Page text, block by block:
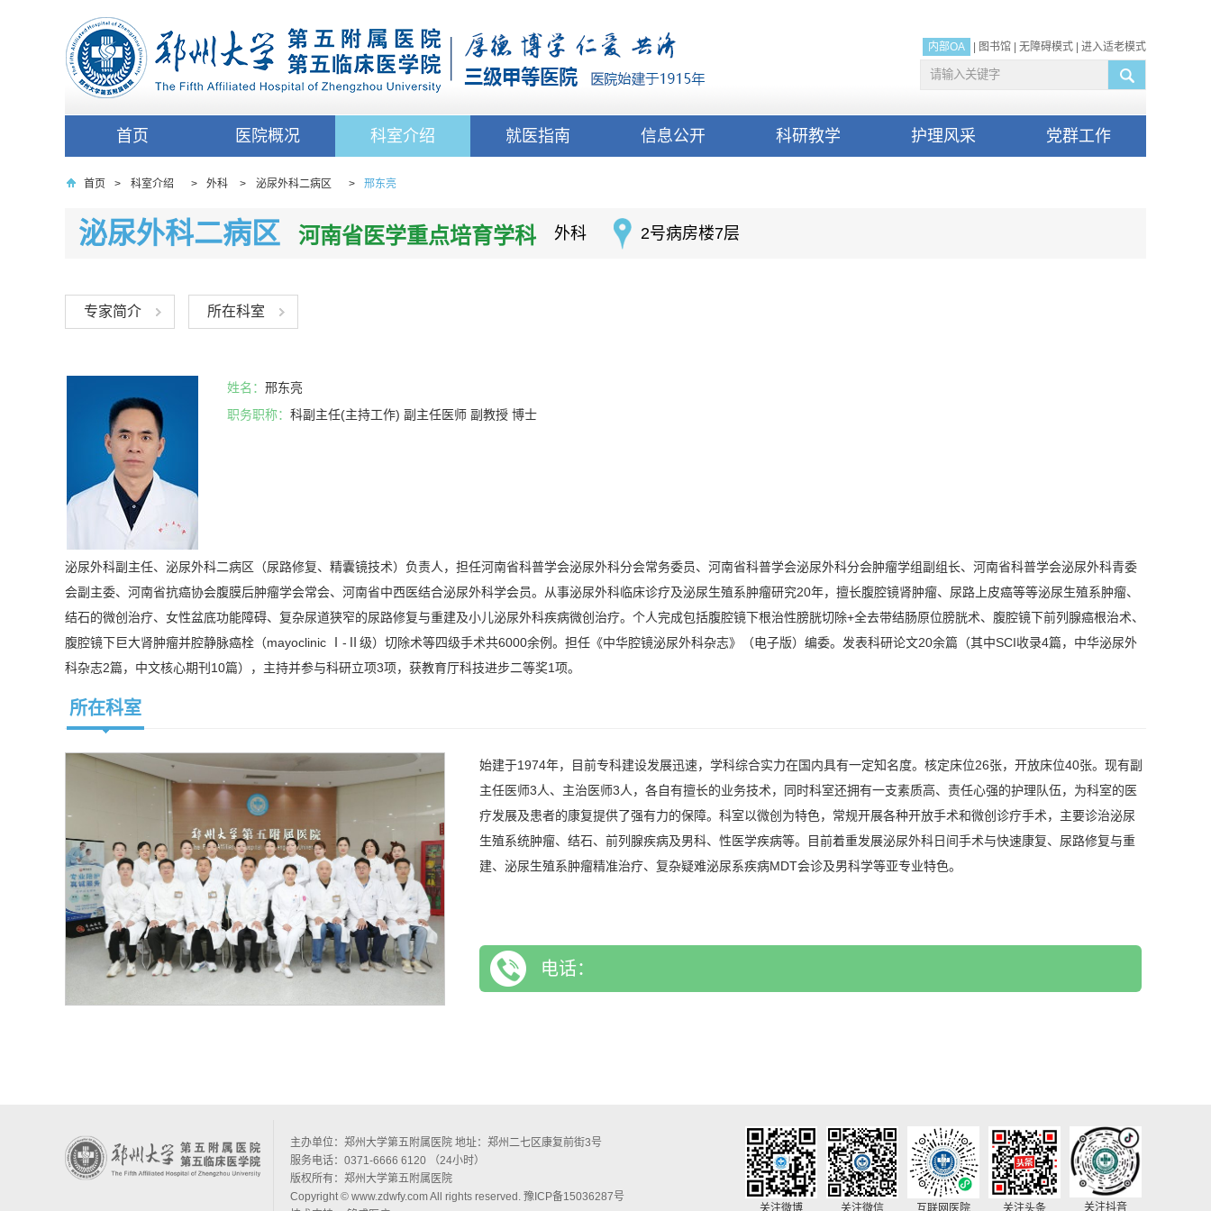
内部OA 图书馆 无障碍模式 进入适老模式
首页 医院概况 科室介绍 就医指南 信息公开 科研教学 护理风采 党群工作
首页 > 科室介绍 > 外科 > 泌尿外科二病区 > 邢东亮
泌尿外科二病区 河南省医学重点培育学科 外科 2号病房楼7层
专家简介 所在科室
姓名： 邢东亮
职务职称： 科副主任(主持工作) 副主任医师 副教授 博士
泌尿外科副主任、泌尿外科二病区（尿路修复、精囊镜技术）负责人，担任河南省科普学会泌尿外科分会常务委员、河南省科普学会泌尿外科分会肿瘤学组副组长、河南省科普学会泌尿外科青委
会副主委、河南省抗癌协会腹膜后肿瘤学会常会、河南省中西医结合泌尿外科学会员。从事泌尿外科临床诊疗及泌尿生殖系肿瘤研究20年，擅长腹腔镜肾肿瘤、尿路上皮癌等等泌尿生殖系肿瘤、
结石的微创治疗、女性盆底功能障碍、复杂尿道狭窄的尿路修复与重建及小儿泌尿外科疾病微创治疗。个人完成包括腹腔镜下根治性膀胱切除+全去带结肠原位膀胱术、腹腔镜下前列腺癌根治术、
腹腔镜下巨大肾肿瘤并腔静脉癌栓（mayoclinic Ⅰ-Ⅱ级）切除术等四级手术共6000余例。担任《中华腔镜泌尿外科杂志》（电子版）编委。发表科研论文20余篇（其中SCI收录4篇，中华泌尿外
科杂志2篇，中文核心期刊10篇），主持并参与科研立项3项，获教育厅科技进步二等奖1项。
所在科室
始建于1974年，目前专科建设发展迅速，学科综合实力在国内具有一定知名度。核定床位26张，开放床位40张。现有副
主任医师3人、主治医师3人，各自有擅长的业务技术，同时科室还拥有一支素质高、责任心强的护理队伍，为科室的医
疗发展及患者的康复提供了强有力的保障。科室以微创为特色，常规开展各种开放手术和微创诊疗手术，主要诊治泌尿
生殖系统肿瘤、结石、前列腺疾病及男科、性医学疾病等。目前着重发展泌尿外科日间手术与快速康复、尿路修复与重
建、泌尿生殖系肿瘤精准治疗、复杂疑难泌尿系疾病MDT会诊及男科学等亚专业特色。
电话：
关注微博 关注微信 互联网医院 关注头条 关注抖音
主办单位：郑州大学第五附属医院 地址：郑州二七区康复前街3号
服务电话：0371-6666 6120 （24小时）
版权所有：郑州大学第五附属医院
Copyright © www.zdwfy.com All rights reserved. 豫ICP备15036287号